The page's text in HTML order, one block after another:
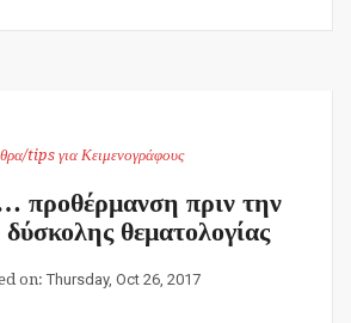
tips για Κειμενογράφους
προθέρμανση πριν την
θεματολογίας
on: Thursday, Oct 26, 2017